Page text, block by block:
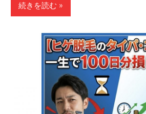
続きを読む »